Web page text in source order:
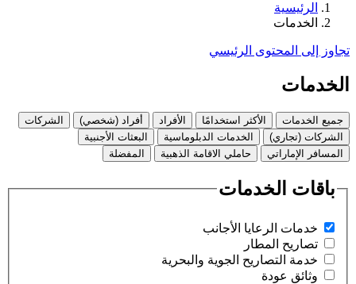
الرئيسية
الخدمات
تجاوز إلى المحتوى الرئيسي
الخدمات
جميع الخدمات الأكثر استخدامًا الأفراد أفراد (شخصي)
الشركات
الشركات (تجاري)
الخدمات الدبلوماسية
البعثات الأجنبية
المسافر الإماراتي
حاملي الاقامة الذهبية المفضلة
باقات الخدمات
خدمات الرعايا الأجانب
تصاريح المطار
خدمة التصاريح الجوية والبحرية
وثائق عودة